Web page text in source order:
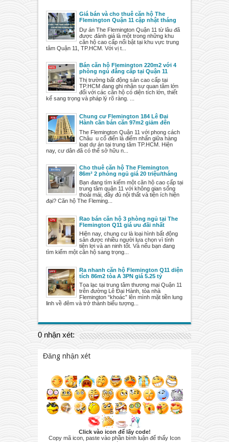
Giá bán và cho thuê căn hộ The
Flemington Quận 11 cập nhật tháng
5/2025
Dự án The Flemington Quận 11 từ lâu đã
được đánh giá là một trong những khu
căn hộ cao cấp nổi bật tại khu vực trung
tâm Quận 11, TP.HCM. Với vị t...
Bán căn hộ Flemington 220m2 với 4
phòng ngủ đẳng cấp tại Quận 11
Thị trường bất động sản cao cấp tại
TP.HCM đang ghi nhận sự quan tâm lớn
đối với các căn hộ có diện tích lớn, thiết
kế sang trọng và pháp lý rõ ràng. ...
Chung cư Flemington 184 Lê Đại
Hành cần bán căn 97m2 giảm đến
The Flemington Quận 11 với phong cách
Châu u cổ điển là điểm nhấn giữa hàng
loạt dự án tại trung tâm TP.HCM. Hiện
nay, cư dân đã có thể sở hữu n...
Cho thuê căn hộ The Flemington
86m² 2 phòng ngủ giá 20 triệu/tháng
Bạn đang tìm kiếm một căn hộ cao cấp tại
trung tâm quận 11 với không gian sống
thoải mái, đầy đủ nội thất và tiện ích hiện
đại? Căn hộ The Fleming...
Rao bán căn hộ 3 phòng ngủ tại The
Flemington Q11 giá ưu đãi nhất
Hiện nay, chung cư là loại hình bất động
sản được nhiều người lựa chọn vì tính
tiện lợi và an ninh tốt. Và nếu bạn đang
tìm kiếm một căn hộ sang trọng...
Ra nhanh căn hộ Flemington Q11 diện
tích 86m2 tòa A 3PN giá 5.25 tỷ
Tọa lạc tại trung tâm thương mại Quận 11
trên đường Lê Đại Hành, tòa nhà
Flemington “khoác” lên mình mặt tiền lung
linh về đêm và trở thành biểu tượng...
0 nhận xét:
Đăng nhận xét
Click vào icon để lấy code!
Copy mã icon, paste vào phần bình luận để thấy Icon